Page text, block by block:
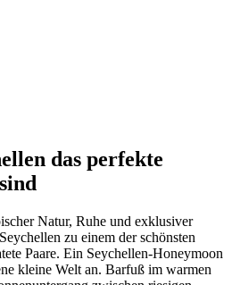
das perfekte
Natur, Ruhe und exklusiver
zu einem der schönsten
Paare. Ein Seychellen-Honeymoon
kleine Welt an. Barfuß im warmen